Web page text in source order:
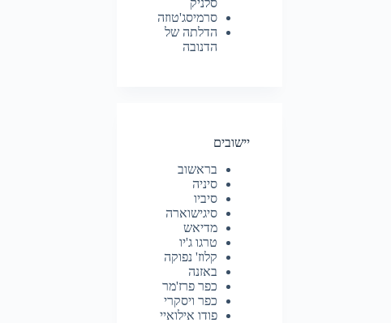
סלניק
סרמיסג'טוזה
הדלתה של
הדנובה
יישובים
בראשוב
סיניה
סיביו
סיגישוארה
מדיאש
טרגו ג'יו
קלוז' נפוקה
באזנה
כפר פרז'מר
כפר ויסקרי
פודו אילואיי